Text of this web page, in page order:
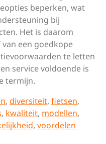
beperken, wat
bij
Het is daarom
een goedkope
te letten
service voldoende is
termijn.
, diversiteit, fietsen,
, kwaliteit, modellen,
, voordelen